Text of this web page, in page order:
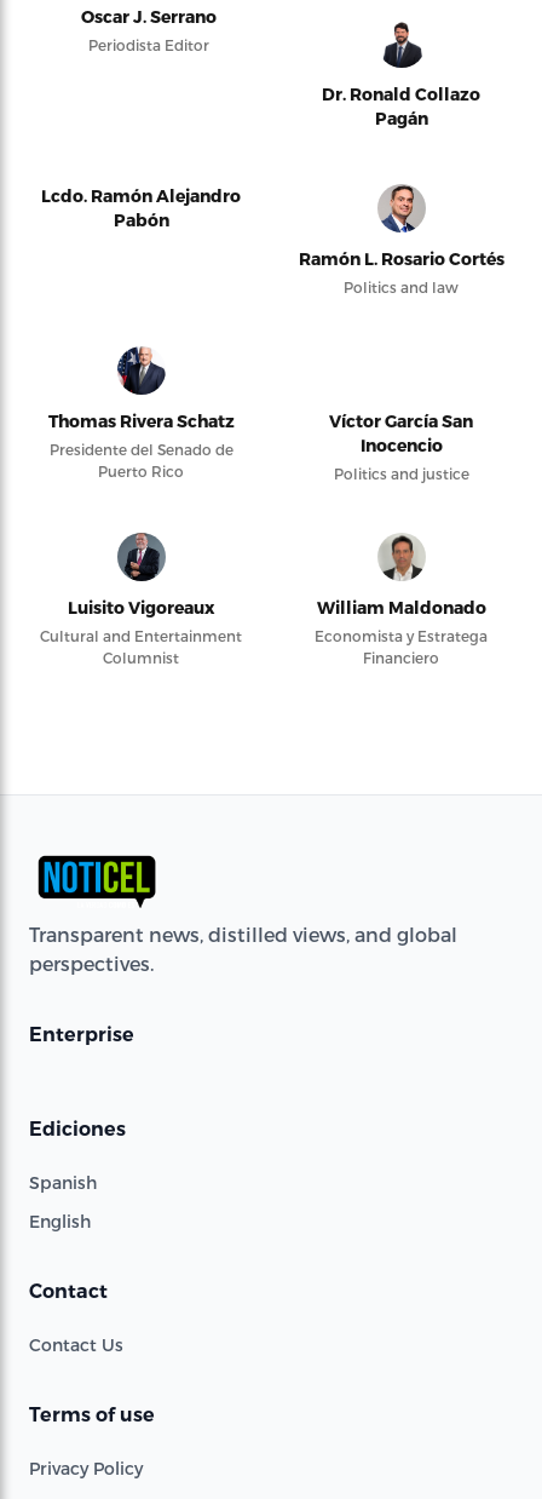
Oscar J. Serrano
Periodista Editor
Dr. Ronald Collazo
Pagán
Lcdo. Ramón Alejandro
Pabón
Ramón L. Rosario Cortés
Politics and law
Thomas Rivera Schatz
Presidente del Senado de
Puerto Rico
Víctor García San
Inocencio
Politics and justice
Luisito Vigoreaux
Cultural and Entertainment
Columnist
William Maldonado
Economista y Estratega
Financiero
Transparent news, distilled views, and global
perspectives.
Enterprise
Ediciones
Spanish
English
Contact
Contact Us
Terms of use
Privacy Policy